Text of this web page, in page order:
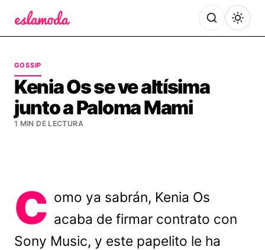
GOSSIP
Kenia Os se ve altísima
junto a Paloma Mami
1 MIN DE LECTURA
C omo ya sabrán, Kenia Os
acaba de firmar contrato con
Sony Music, y este papelito le ha